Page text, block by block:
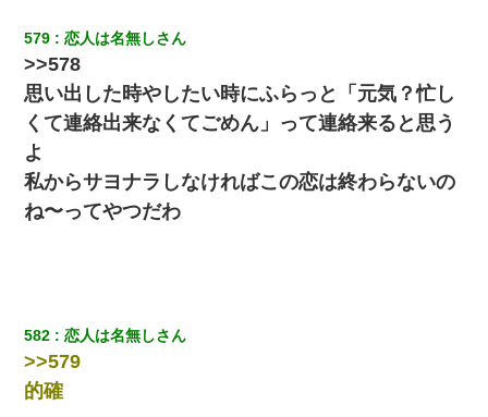
579 恋人は名無しさん
>>578
思い出した時やしたい時にふらっと「元気？忙し
くて連絡出来なくてごめん」って連絡来ると思う
よ
私からサヨナラしなければこの恋は終わらないの
ね〜ってやつだわ
582 恋人は名無しさん
>>579
的確